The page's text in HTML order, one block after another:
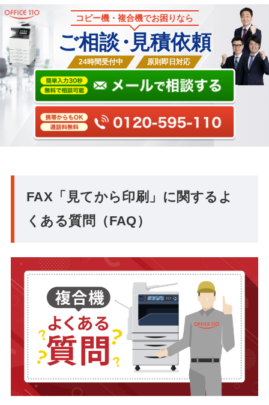
コピー機・複合機でお困りなら
ご相談・ 見積依頼
24時間受付中 原則即日対応
FAX「見てから印刷」に関するよ
くある質問（FAQ）